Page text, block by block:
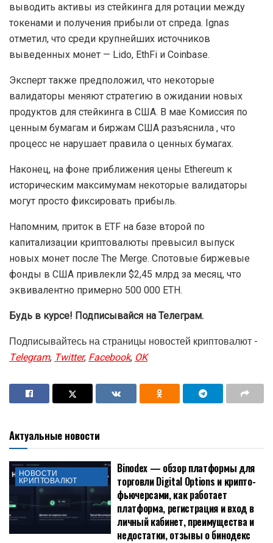
выводить активы из стейкинга для ротации между
токенами и получения прибыли от спреда. Ignas
отметил, что среди крупнейших источников
выведенных монет — Lido, EthFi и Coinbase.
Эксперт также предположил, что некоторые
валидаторы меняют стратегию в ожидании новых
продуктов для стейкинга в США. В мае Комиссия по
ценным бумагам и биржам США разъяснила , что
процесс не нарушает правила о ценных бумагах.
Наконец, на фоне приближения цены Ethereum к
историческим максимумам некоторые валидаторы
могут просто фиксировать прибыль.
Напомним, приток в ETF на базе второй по
капитализации криптовалюты превысил выпуск
новых монет после The Merge. Спотовые биржевые
фонды в США привлекли $2,45 млрд за месяц, что
эквивалентно примерно 500 000 ETH.
Будь в курсе! Подписывайся на Телеграм.
Подписывайтесь на страницы новостей криптовалют -
Telegram,Twitter,Facebook,OK
Актуальные новости
НОВОСТИ
КРИПТОВАЛЮТ
Binodex — обзор платформы для
торговли Digital Options и крипто-
фьючерсами, как работает
платформа, регистрация и вход в
личный кабинет, преимущества и
недостатки, отзывы о бинодекс